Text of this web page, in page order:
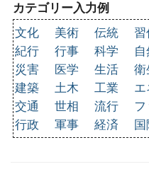
カテゴリー入力例
文化
美術 伝統 習
紀行
行事 科学 自
災害
医学 生活 衛
建築
土木 工業
交通
世相 流行
行政
軍事 経済 国